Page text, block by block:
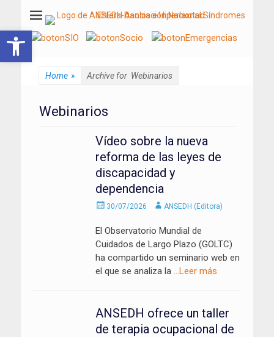
Abrir barra de herramientas
ANSEDH
Asociación Nacional del Síndrome de Ehlers-Danlos e Hiperlaxitud
Home » Archive for Webinarios
Webinarios
Vídeo sobre la nueva
reforma de las leyes de
discapacidad y
dependencia
Enviado
30/07/2026 AutorANSEDH (Editora)
El Observatorio Mundial de
Cuidados de Largo Plazo (GOLTC)
ha compartido un seminario web en
el que se analiza la …Leer más
ANSEDH ofrece un taller
de terapia ocupacional de